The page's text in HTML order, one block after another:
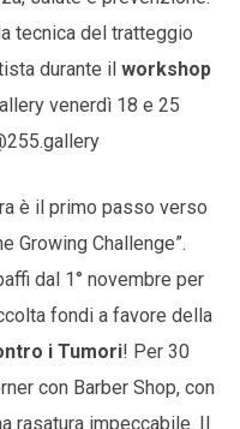
tecnica del tratteggio
durante il workshop
venerdì 18 e 25
è il primo passo verso
Growing Challenge”.
dal 1° novembre per
fondi a favore della
i Tumori! Per 30
con Barber Shop, con
rasatura impeccabile. Il